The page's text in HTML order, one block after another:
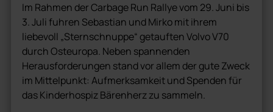
Im Rahmen der Carbage Run Rallye vom 29. Juni bis
3. Juli fuhren Sebastian und Mirko mit ihrem
liebevoll „Sternschnuppe“ getauften Volvo V70
durch Osteuropa. Neben spannenden
Herausforderungen stand vor allem der gute Zweck
im Mittelpunkt: Aufmerksamkeit und Spenden für
das Kinderhospiz Bärenherz zu sammeln.